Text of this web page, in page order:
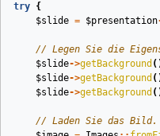
try {
$slide = $presentation
// Legen Sie die
$slide->getBackground
$slide->getBackground
$slide->getBackground
// Laden Sie das Bild.